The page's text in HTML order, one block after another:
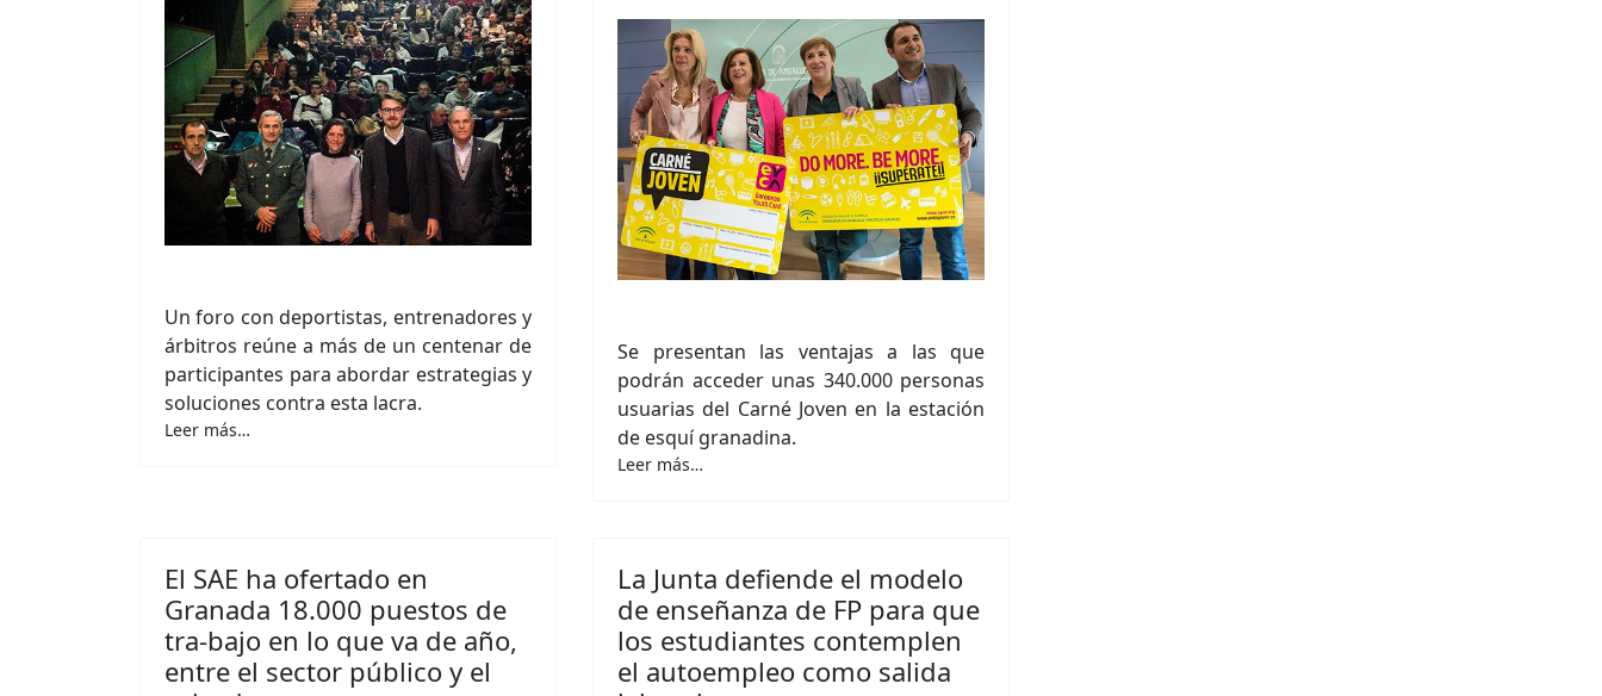
Un foro con deportistas, entrenadores y
árbitros reúne a más de un centenar de
participantes para abordar estrategias y
soluciones contra esta lacra.
Leer más…
Se presentan las ventajas a las que
podrán acceder unas 340.000 personas
usuarias del Carné Joven en la estación
de esquí granadina.
Leer más…
El SAE ha ofertado en
Granada 18.000 puestos de
tra-bajo en lo que va de año,
entre el sector público y el
La Junta defiende el modelo
de enseñanza de FP para que
los estudiantes contemplen
el autoempleo como salida